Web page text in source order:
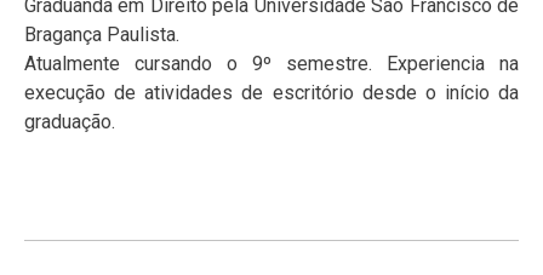
Graduanda em Direito pela Universidade São Francisco de
Bragança Paulista.
Atualmente cursando o 9º semestre. Experiencia na
execução de atividades de escritório desde o início da
graduação.